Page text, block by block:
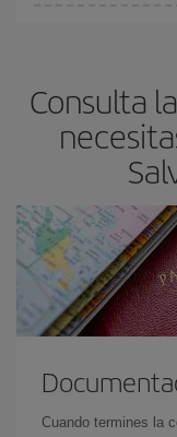
avión más baratos te
las fechas y los
el precio más barato.
Consulta
Cuando termines la